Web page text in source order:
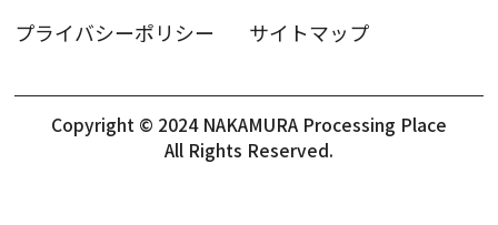
プライバシーポリシー サイトマップ
Copyright © 2024 NAKAMURA Processing Place
All Rights Reserved.